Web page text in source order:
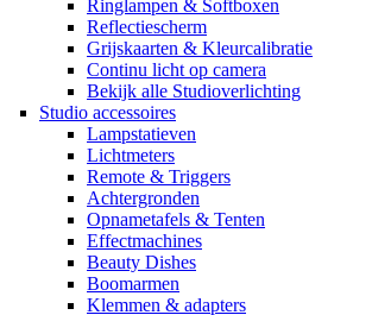
Ringlampen & Softboxen
Reflectiescherm
Grijskaarten & Kleurcalibratie
Continu licht op camera
Bekijk alle Studioverlichting
Studio accessoires
Lampstatieven
Lichtmeters
Remote & Triggers
Achtergronden
Opnametafels & Tenten
Effectmachines
Beauty Dishes
Boomarmen
Klemmen & adapters